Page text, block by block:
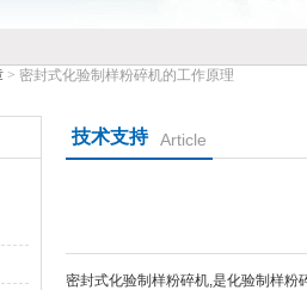
> 密封式化验制样粉碎机的工作原理
技术支持 Article
密封式化验制样粉碎机,是化验制样粉碎设